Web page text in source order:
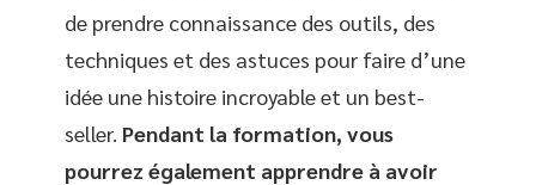
de prendre connaissance des outils, des
techniques et des astuces pour faire d’une
idée une histoire incroyable et un best-
seller. Pendant la formation, vous
pourrez également apprendre à avoir